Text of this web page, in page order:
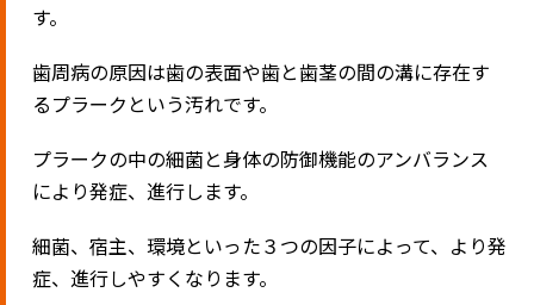
す。
歯周病の原因は歯の表面や歯と歯茎の間の溝に存在す
るプラークという汚れです。
プラークの中の細菌と身体の防御機能のアンバランス
により発症、進行します。
細菌、宿主、環境といった３つの因子によって、より発
症、進行しやすくなります。